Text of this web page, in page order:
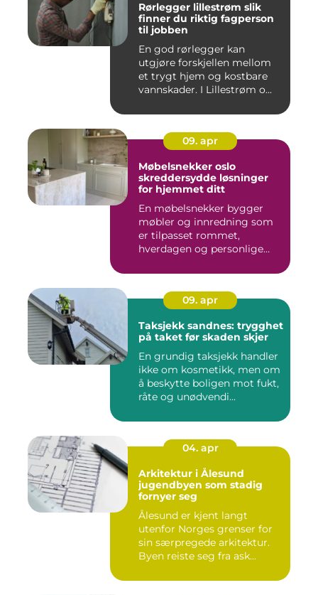
Rørlegger lillestrøm slik
finner du riktig fagperson
til jobben
En god rørlegger kan
utgjøre forskjellen mellom
et trygt hjem og kostbare
vannskader. I Lillestrøm o...
09. apr
Møbelsnekker oslo
skreddersydde løsninger
for hjemmet ditt
En møbelsnekker bygger
møbler og innredning som
er tilpasset rommet,
hverdagen og personlige
09. apr
Taksjekk sandnes: trygghet
på taket før skaden skjer
En grundig taksjekk handler
ikke om kosmetikk, men om
å beskytte boligen mot fukt,
råte og unødvendi...
04. apr
Arkitektur i Ålesund
jugendbyen som stadig
fornyer seg
Ålesund er kjent langt
utenfor Norges grenser for
sin særpregede arkitektur.
Byen reiste seg fra ask...